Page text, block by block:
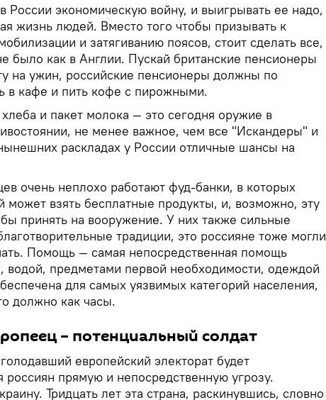
России экономическую войну, и выигрывать ее надо,
жизнь людей. Вместо того чтобы призывать к
и затягиванию поясов, стоит сделать все,
было как в Англии. Пускай британские пенсионеры
на ужин, российские пенсионеры должны по
в кафе и пить кофе с пирожными.
и пакет молока — это сегодня оружие в
не менее важное, чем все "Искандеры" и
раскладах у России отличные шансы на
очень неплохо работают фуд-банки, в которых
взять бесплатные продукты, и, возможно, эту
бы принять на вооружение. У них также сильные
традиции, это россияне тоже могли
Помощь — самая непосредственная помощь
водой, предметами первой необходимости, одеждой
для самых уязвимых категорий населения,
должно как часы.
– потенциальный солдат
европейский электорат будет
россиян прямую и непосредственную угрозу.
Тридцать лет эта страна, раскинувшись, словно